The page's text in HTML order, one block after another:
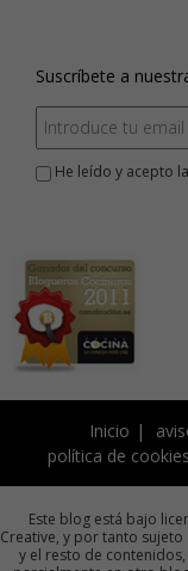
Suscríbete a
He leído y acepto la
Inicio
política de cookies
Este blog está bajo
Creative, y por tanto
y el resto de contenidos,